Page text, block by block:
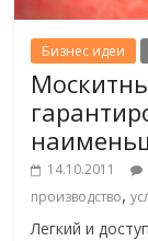
Бизнес идеи
14.10.2011
производство,
Легкий и